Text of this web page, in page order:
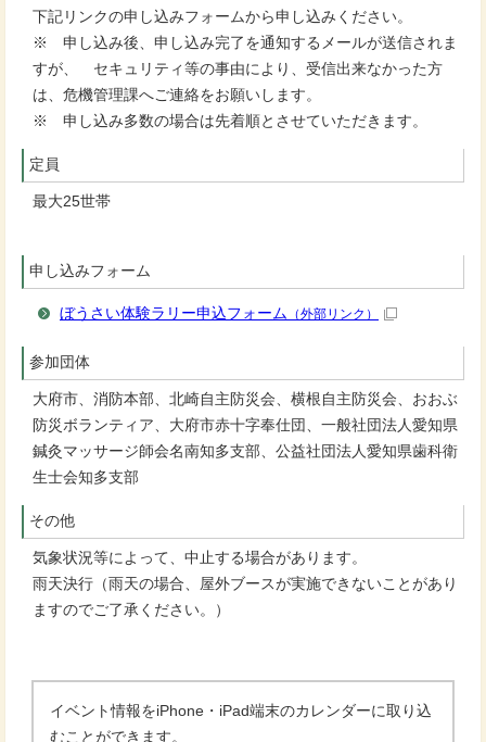
下記リンクの申し込みフォームから申し込みください。
※ 申し込み後、申し込み完了を通知するメールが送信されま
すが、 セキュリティ等の事由により、受信出来なかった方
は、危機管理課へご連絡をお願いします。
※ 申し込み多数の場合は先着順とさせていただきます。
定員
最大25世帯
申し込みフォーム
ぼうさい体験ラリー申込フォーム （外部リンク）
参加団体
大府市、消防本部、北崎自主防災会、横根自主防災会、おおぶ
防災ボランティア、大府市赤十字奉仕団、一般社団法人愛知県
鍼灸マッサージ師会名南知多支部、公益社団法人愛知県歯科衛
生士会知多支部
その他
気象状況等によって、中止する場合があります。
雨天決行（雨天の場合、屋外ブースが実施できないことがあり
ますのでご了承ください。）
イベント情報をiPhone・iPad端末のカレンダーに取り込
むことができます。